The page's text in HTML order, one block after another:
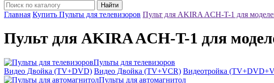
Найти
Главная Купить Пульты для телевизоров Пульт для AKIRA ACH-T-1 для
Пульт для AKIRA ACH-T-1 для
Пульты для телевизоров
Видео Двойка (TV+DVD) Видео Двойка (TV+VCR) Видеотройка
Пульты для автомагнитол